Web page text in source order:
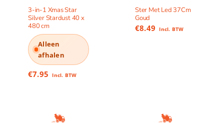
3-in-1 Xmas Star
Silver Stardust 40 x
480 cm
Alleen
afhalen
€7.95 Incl. BTW
Ster Met Led 37Cm
Goud
€8.49 Incl. BTW